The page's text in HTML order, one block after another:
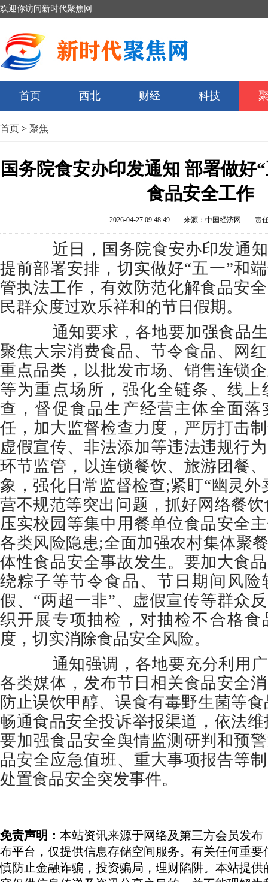
欢迎你访问新时代聚焦网
首页 西北 财经 科技
首页 > 聚焦
国务院食安办印发通知 部署做好
食品安全工作
2026-04-27 09:48:49 来源：中国经济网 责
近日，国务院食安办印发通知
提前部署安排，切实做好“五一”和
管执法工作，有效防范化解食品安
民群众度过欢乐祥和的节日假期。
通知要求，各地要加强食品生
聚焦大宗消费食品、节令食品、网
重点品类，以批发市场、销售连锁
等为重点场所，强化全链条、线
查，督促食品生产经营主体全面
任，加大监督检查力度，严厉打击
虚假宣传、非法添加等违法违规行
环节监管，以连锁餐饮、旅游团餐
象，强化日常监督检查;紧盯“幽灵外
营不规范等突出问题，抓好网络餐
压实校园等集中用餐单位食品安全
各类风险隐患;全面加强农村集体聚
体性食品安全事故发生。要加大食
绕粽子等节令食品、节日期间风险
假、“两超一非”、虚假宣传等群众
织开展专项抽检，对抽检不合格食
度，切实消除食品安全风险。
通知强调，各地要充分利用广
各类媒体，发布节日相关食品安全
防止误饮甲醇、误食有毒野生菌等
畅通食品安全投诉举报渠道，依法
要加强食品安全舆情监测研判和预
品安全应急值班、重大事项报告等
处置食品安全突发事件。
免责声明： 本站资讯来源于网络及第三方会员发
布平台，仅提供信息存储空间服务。有关任何重
慎防止金融诈骗，投资骗局，理财陷阱。本站提